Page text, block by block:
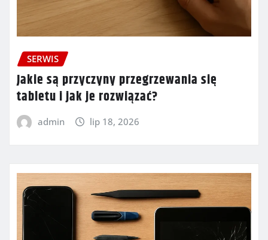
SERWIS
Jakie są przyczyny przegrzewania się
tabletu i jak je rozwiązać?
admin lip 18, 2026